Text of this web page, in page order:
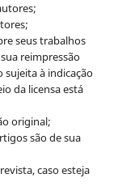
seus trabalhos
reimpressão
à indicação
da licensa está
original;
são de sua
caso esteja